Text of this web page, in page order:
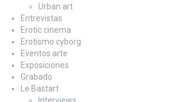
Urban art
Entrevistas
Erotic cinema
Erotismo cyborg
Eventos arte
Exposiciones
Grabado
Le Bastart